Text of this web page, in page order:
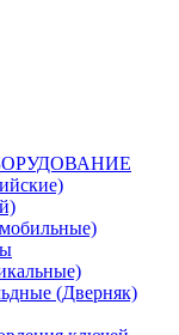
(Дверняк)